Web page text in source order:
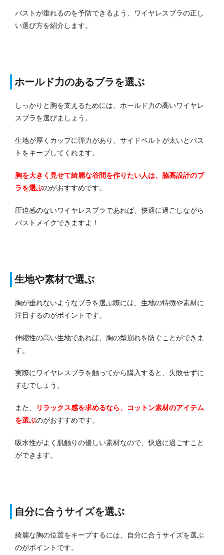
バストが垂れるのを予防できるよう、ワイヤレスブラの正し
い選び方を紹介します。
ホールド力のあるブラを選ぶ
しっかりと胸を支えるためには、ホールド力の高いワイヤレ
スブラを選びましょう。
生地が厚くカップに弾力があり、サイドベルトが太いとバス
トをキープしてくれます。
胸を大きく見せて綺麗な谷間を作りたい人は、脇高設計のブ
ラを選ぶのがおすすめです。
圧迫感のないワイヤレスブラであれば、快適に過ごしながら
バストメイクできますよ！
生地や素材で選ぶ
胸が垂れないようなブラを選ぶ際には、生地の特徴や素材に
注目するのがポイントです。
伸縮性の高い生地であれば、胸の型崩れを防ぐことができま
す。
実際にワイヤレスブラを触ってから購入すると、失敗せずに
すむでしょう。
また、
リラックス感を求めるなら、コットン素材のアイテム
を選ぶのがおすすめです。
吸水性がよく肌触りの優しい素材なので、快適に過ごすこと
ができます。
自分に合うサイズを選ぶ
綺麗な胸の位置をキープするには、自分に合うサイズを選ぶ
のがポイントです。